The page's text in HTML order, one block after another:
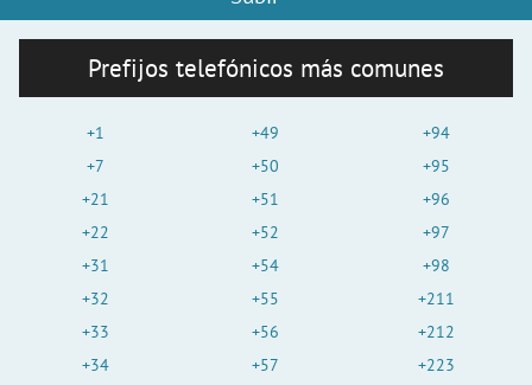
Prefijos telefónicos más comunes
+1
+7
+21
+22
+31
+32
+33
+34
+49
+50
+51
+52
+54
+55
+56
+57
+94
+95
+96
+97
+98
+211
+212
+223